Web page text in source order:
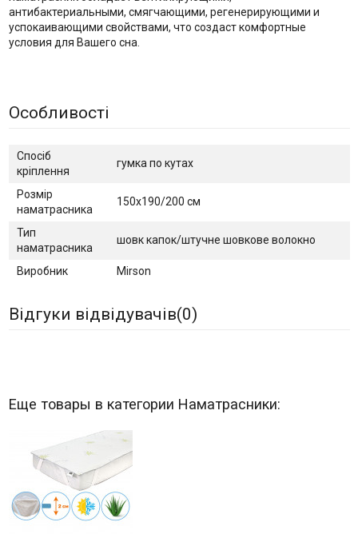
антибактериальными, смягчающими, регенерирующими и
успокаивающими свойствами, что создаст комфортные
условия для Вашего сна.
Особливості
Спосіб
кріплення
гумка по кутах
Розмір
наматрасника
150х190/200 см
Тип
наматрасника
шовк капок/штучне шовкове волокно
Виробник Mirson
Відгуки відвідувачів(0)
Еще товары в категории Наматрасники: